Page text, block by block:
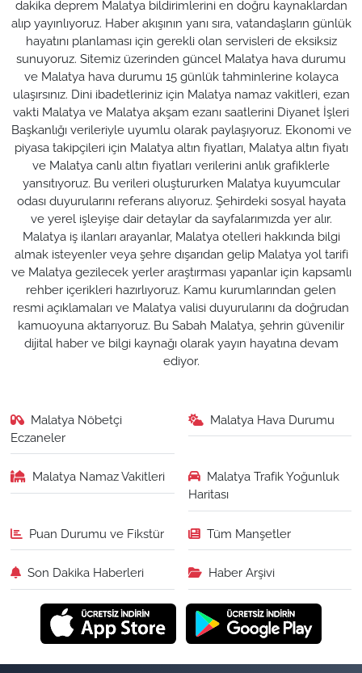
dakika deprem Malatya bildirimlerini en doğru kaynaklardan
alıp yayınlıyoruz. Haber akışının yanı sıra, vatandaşların günlük
hayatını planlaması için gerekli olan servisleri de eksiksiz
sunuyoruz. Sitemiz üzerinden güncel Malatya hava durumu
ve Malatya hava durumu 15 günlük tahminlerine kolayca
ulaşırsınız. Dini ibadetleriniz için Malatya namaz vakitleri, ezan
vakti Malatya ve Malatya akşam ezanı saatlerini Diyanet İşleri
Başkanlığı verileriyle uyumlu olarak paylaşıyoruz. Ekonomi ve
piyasa takipçileri için Malatya altın fiyatları, Malatya altın fiyatı
ve Malatya canlı altın fiyatları verilerini anlık grafiklerle
yansıtıyoruz. Bu verileri oluştururken Malatya kuyumcular
odası duyurularını referans alıyoruz. Şehirdeki sosyal hayata
ve yerel işleyişe dair detaylar da sayfalarımızda yer alır.
Malatya iş ilanları arayanlar, Malatya otelleri hakkında bilgi
almak isteyenler veya şehre dışarıdan gelip Malatya yol tarifi
ve Malatya gezilecek yerler araştırması yapanlar için kapsamlı
rehber içerikleri hazırlıyoruz. Kamu kurumlarından gelen
resmi açıklamaları ve Malatya valisi duyurularını da doğrudan
kamuoyuna aktarıyoruz. Bu Sabah Malatya, şehrin güvenilir
dijital haber ve bilgi kaynağı olarak yayın hayatına devam
ediyor.
Malatya Nöbetçi
Eczaneler
Malatya Hava Durumu
Malatya Namaz Vakitleri
Malatya Trafik Yoğunluk
Haritası
Puan Durumu ve Fikstür Tüm Manşetler
Son Dakika Haberleri Haber Arşivi